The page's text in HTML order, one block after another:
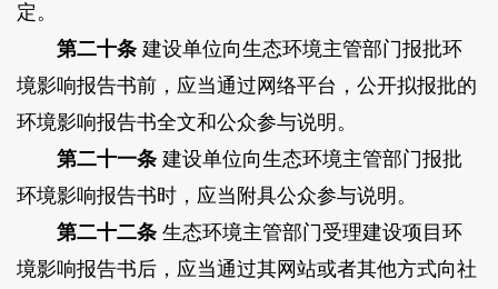
定。
第二十条建设单位向生态环境主管部门报批环
境影响报告书前，应当通过网络平台，公开拟报批的
环境影响报告书全文和公众参与说明。
第二十一条建设单位向生态环境主管部门报批
环境影响报告书时，应当附具公众参与说明。
第二十二条生态环境主管部门受理建设项目环
境影响报告书后，应当通过其网站或者其他方式向社